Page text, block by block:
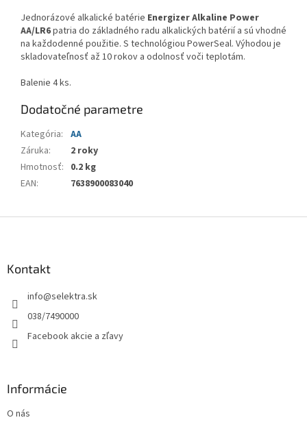
Jednorázové alkalické batérie Energizer Alkaline Power
AA/LR6patria do základného radu alkalických batérií a sú vhodné
na každodenné použitie. S technológiou PowerSeal. Výhodou je
skladovateľnosť až 10 rokov a odolnosť voči teplotám.
Balenie 4 ks.
Dodatočné parametre
Kategória: AA
Záruka:
2 roky
Hmotnosť: 0.2 kg
EAN: 7638900083040
Kontakt
info@selektra.sk
038/7490000
Facebook akcie a zľavy
Informácie
O nás